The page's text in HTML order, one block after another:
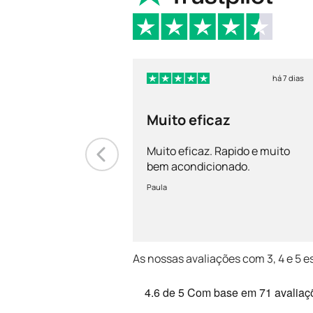
há 7 dias
Muito eficaz
Muito eficaz. Rapido e muito
bem acondicionado.
Paula
As nossas avaliações com 3, 4 e 5
4.6de 5Com base em71